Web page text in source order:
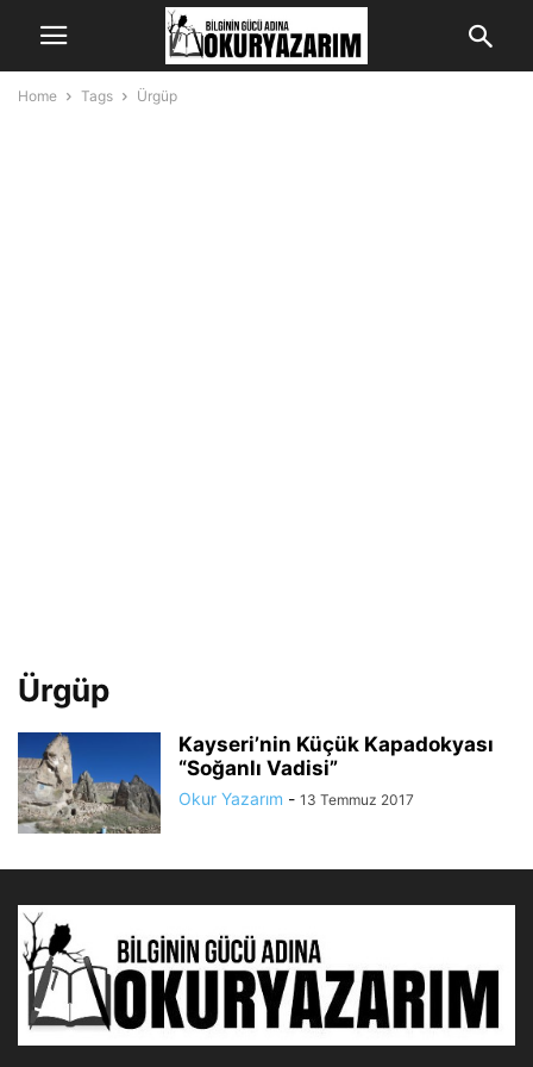
Home Tags Ürgüp
Ürgüp
Kayseri’nin Küçük Kapadokyası
“Soğanlı Vadisi”
Okur Yazarım - 13 Temmuz 2017